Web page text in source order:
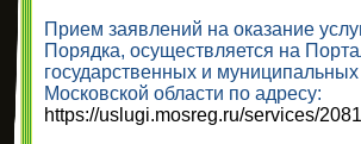
Прием заявлений на оказание
Порядка, осуществляется на
государственных и муниципальных
Московской области по адресу:
https://uslugi.mosreg.ru/services/